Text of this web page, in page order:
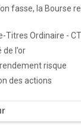
fasse, la Bourse
Titres Ordinaire -
de l’or
rendement risque
des actions